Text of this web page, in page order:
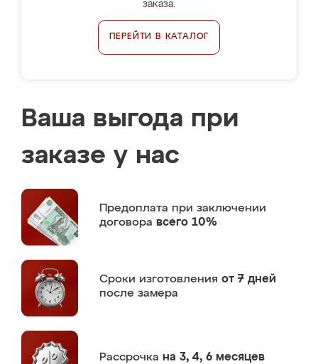
заказа.
ПЕРЕЙТИ В КАТАЛОГ
Ваша выгода при
заказе у нас
Предоплата при заключении
договора всего 10%
Сроки изготовления от 7 дней
после замера
Рассрочка на 3, 4, 6 месяцев